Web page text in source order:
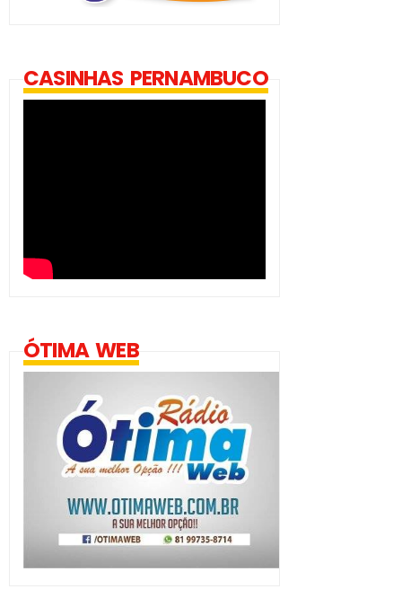
CASINHAS PERNAMBUCO
ÓTIMA WEB